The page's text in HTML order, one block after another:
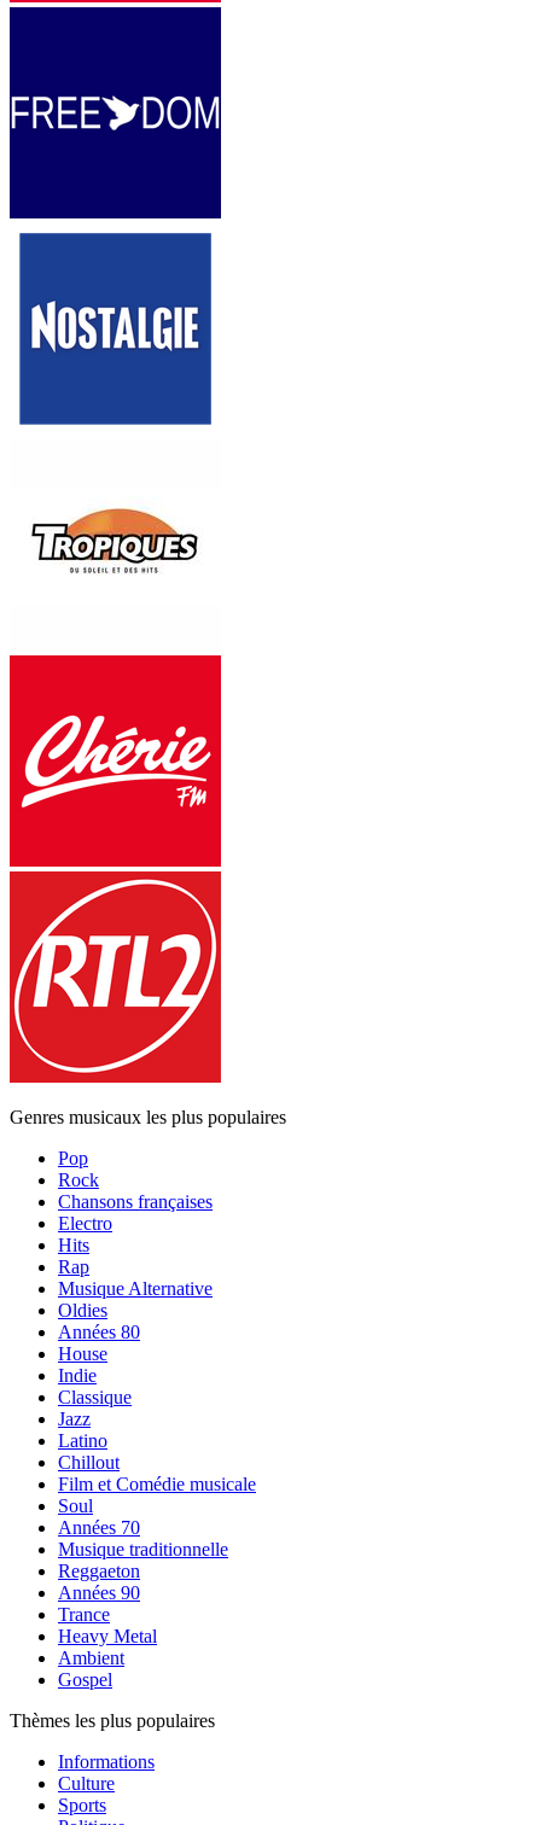
Genres musicaux les plus populaires
Pop
Rock
Chansons françaises
Electro
Hits
Rap
Musique Alternative
Oldies
Années 80
House
Indie
Classique
Jazz
Latino
Chillout
Film et Comédie musicale
Soul
Années 70
Musique traditionnelle
Reggaeton
Années 90
Trance
Heavy Metal
Ambient
Gospel
Thèmes les plus populaires
Informations
Culture
Sports